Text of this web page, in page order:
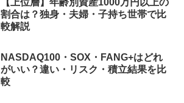
【上位層】年齢別資産1000万円以上の
割合は？独身・夫婦・子持ち世帯で比
較解説
NASDAQ100・SOX・FANG+はどれ
がいい？違い・リスク・積立結果を比
較